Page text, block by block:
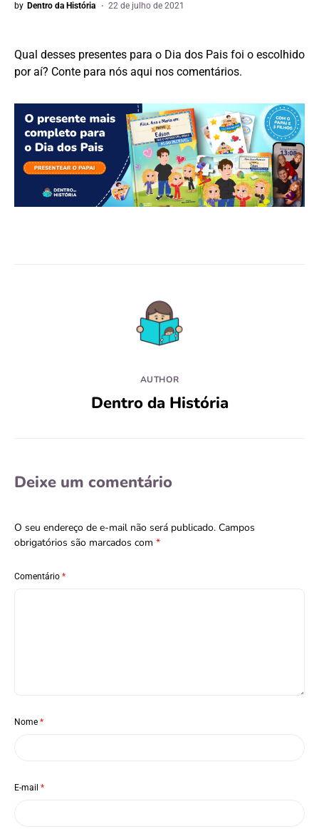
by Dentro da História 22 de julho de 2021
Qual desses presentes para o Dia dos Pais foi o escolhido
por aí? Conte para nós aqui nos comentários.
AUTHOR
Dentro da História
Deixe um comentário
O seu endereço de e-mail não será publicado. Campos
obrigatórios são marcados com *
Comentário *
Nome *
E-mail *